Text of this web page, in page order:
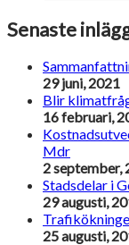
Senaste
29 juni, 2021
Blir
16 februari,
Mdr
2 september,
Stadsdelar i
29 augusti,
25 augusti,